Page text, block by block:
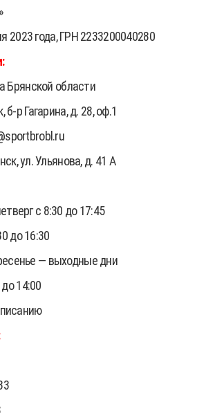
2023 года, ГРН 2233200040280
Брянской области
р Гагарина, д. 28, оф.1
ул. Ульянова, д. 41 А
с 8:30 до 17:45
дни
14:00